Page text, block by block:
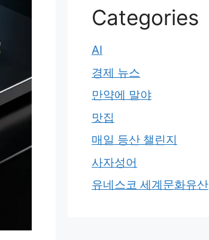
Categories
AI
경제 뉴스
만약에 말야
맛집
매일 등산 챌린지
사자성어
유네스코 세계문화유산